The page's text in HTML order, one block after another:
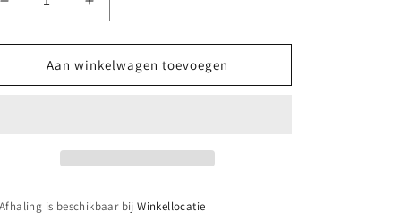
Aantal
verlagen
voor
watertas
Aantal
verhogen
voor
H2O
watertas
Aan winkelwagen toevoegen
Afhaling is beschikbaar bijWinkellocatie